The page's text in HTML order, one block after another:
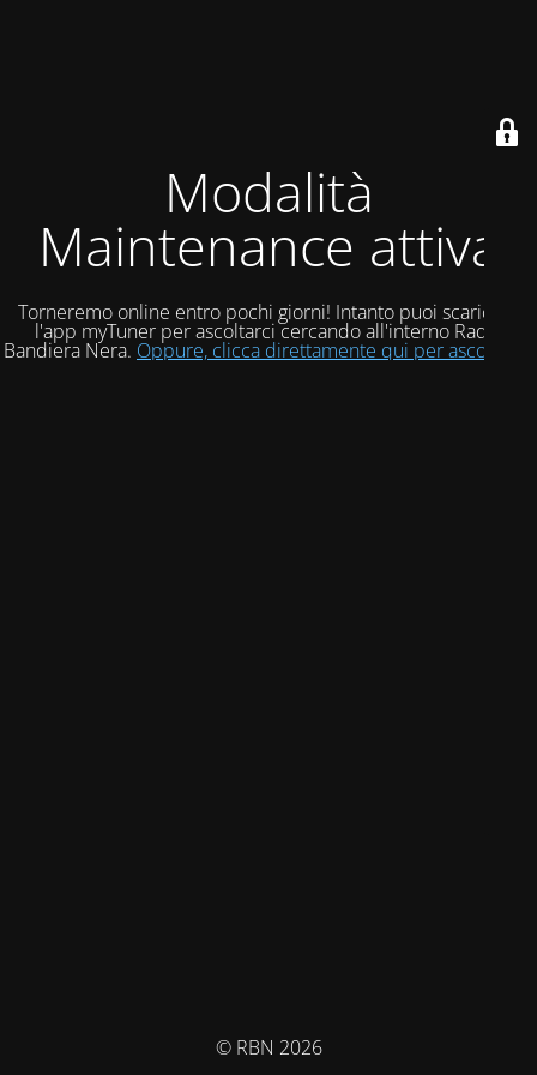
Modalità
Maintenance attiva
Torneremo online entro pochi giorni! Intanto puoi scaricare
l'app myTuner per ascoltarci cercando all'interno Radio
Bandiera Nera. Oppure, clicca direttamente qui per ascoltarci!
© RBN 2026